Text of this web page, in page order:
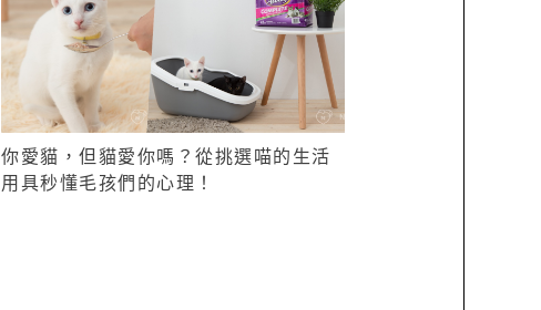
你愛貓，但貓愛你嗎？從挑選喵的生活
用具秒懂毛孩們的心理！